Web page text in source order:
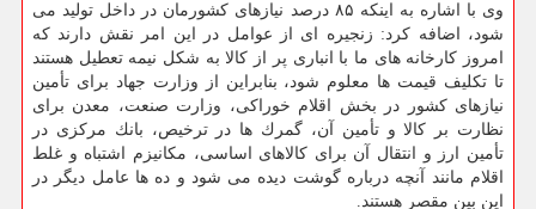
وی با اشاره به اینكه ۸۵ درصد نیازهای كشورمان در داخل تولید می
شود، اضافه كرد: زنجیره ای از عوامل در این امر نقش دارند كه
امروز كارخانه های ما با انباری پر از كالا به شكل نیمه تعطیل هستند
تا تكلیف قیمت ها معلوم شود، بنابراین از وزارت جهاد برای تأمین
نیازهای كشور در بخش اقلام خوراكی، وزارت صنعت، معدن برای
نظارت بر كالا و تأمین آن، گمرك ها در ترخیص، بانك مركزی در
تأمین ارز و انتقال آن برای كالاهای اساسی، مكانیزم اشتباه و غلط
اقلام مانند آنچه درباره گوشت دیده می شود و ده ها عامل دیگر در
این بین مقصر هستند.